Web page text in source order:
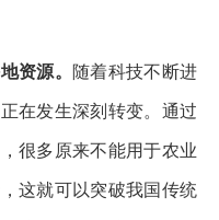
资源。 随着科技不断进
在发生深刻转变。通过
很多原来不能用于农业
这就可以突破我国传统